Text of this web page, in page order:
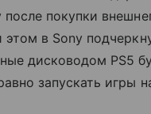
после покупки
этом в Sony
дисководом PS5
запускать игры